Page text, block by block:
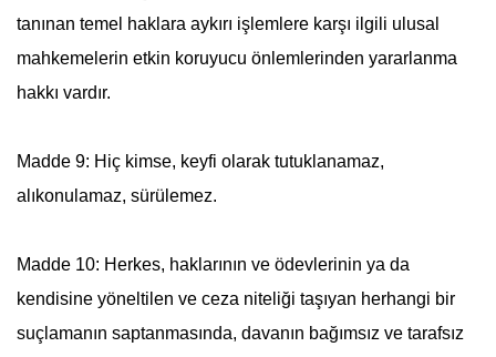
tanınan temel haklara aykırı işlemlere karşı ilgili ulusal
mahkemelerin etkin koruyucu önlemlerinden yararlanma
hakkı vardır.
Madde 9: Hiç kimse, keyfi olarak tutuklanamaz,
alıkonulamaz, sürülemez.
Madde 10: Herkes, haklarının ve ödevlerinin ya da
kendisine yöneltilen ve ceza niteliği taşıyan herhangi bir
suçlamanın saptanmasında, davanın bağımsız ve tarafsız